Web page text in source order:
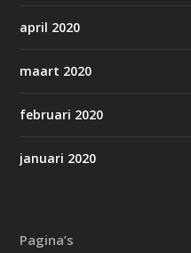
april 2020
maart 2020
februari 2020
januari 2020
Pagina’s